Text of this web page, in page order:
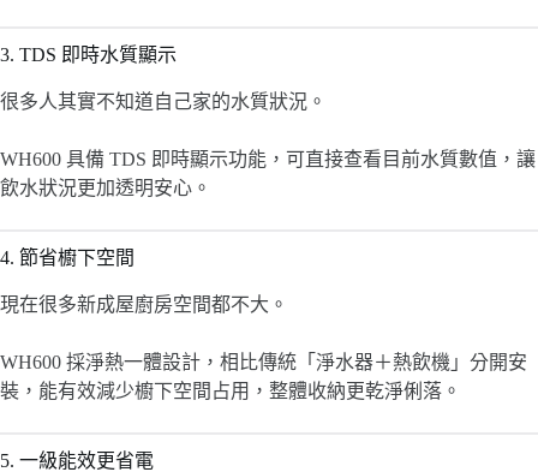
3. TDS 即時水質顯示
很多人其實不知道自己家的水質狀況。
WH600 具備 TDS 即時顯示功能，可直接查看目前水質數值，讓
飲水狀況更加透明安心。
4. 節省櫥下空間
現在很多新成屋廚房空間都不大。
WH600 採淨熱一體設計，相比傳統「淨水器＋熱飲機」分開安
裝，能有效減少櫥下空間占用，整體收納更乾淨俐落。
5. 一級能效更省電